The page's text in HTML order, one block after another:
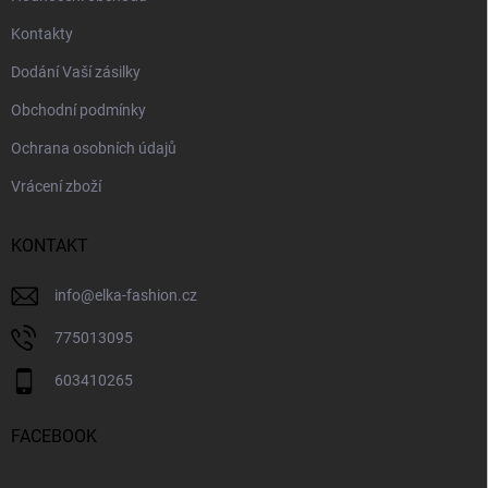
Kontakty
Dodání Vaší zásilky
Obchodní podmínky
Ochrana osobních údajů
Vrácení zboží
KONTAKT
info@elka-fashion.cz
775013095
603410265
FACEBOOK